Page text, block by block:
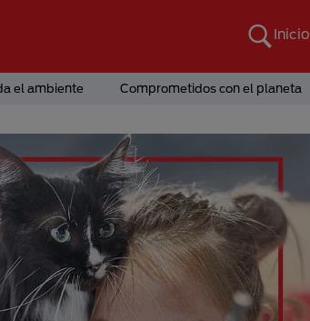
Inicio
el ambiente Comprometidos con el planeta